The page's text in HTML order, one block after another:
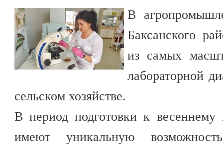
В
Баксанского
из самых
лабораторной
сельском хозяйстве.
В период подготовки к весеннему
имеют уникальную